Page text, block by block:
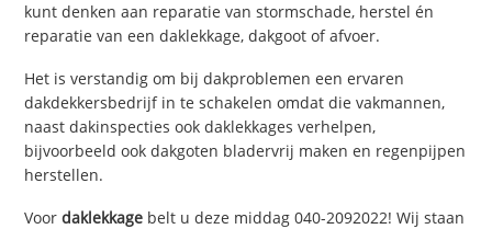
kunt denken aan reparatie van stormschade, herstel én
reparatie van een daklekkage, dakgoot of afvoer.
Het is verstandig om bij dakproblemen een ervaren
dakdekkersbedrijf in te schakelen omdat die vakmannen,
naast dakinspecties ook daklekkages verhelpen,
bijvoorbeeld ook dakgoten bladervrij maken en regenpijpen
herstellen.
Voordaklekkage belt u deze middag 040-2092022! Wij staan